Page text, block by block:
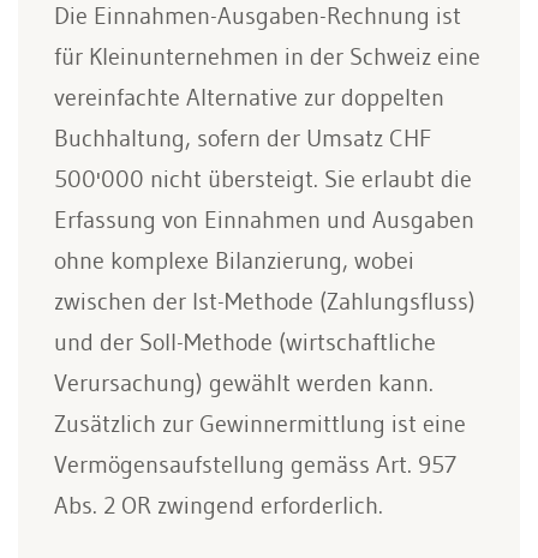
Die Einnahmen-Ausgaben-Rechnung ist
für Kleinunternehmen in der Schweiz eine
vereinfachte Alternative zur doppelten
Buchhaltung, sofern der Umsatz CHF
500'000 nicht übersteigt. Sie erlaubt die
Erfassung von Einnahmen und Ausgaben
ohne komplexe Bilanzierung, wobei
zwischen der Ist-Methode (Zahlungsfluss)
und der Soll-Methode (wirtschaftliche
Verursachung) gewählt werden kann.
Zusätzlich zur Gewinnermittlung ist eine
Vermögensaufstellung gemäss Art. 957
Abs. 2 OR zwingend erforderlich.